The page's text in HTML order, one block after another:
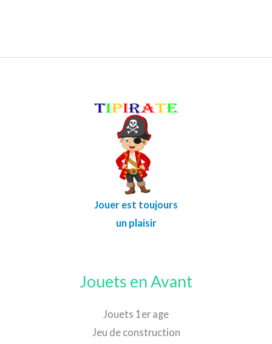
Jouer est toujours
un plaisir
Jouets en Avant
Jouets 1er age
Jeu de construction